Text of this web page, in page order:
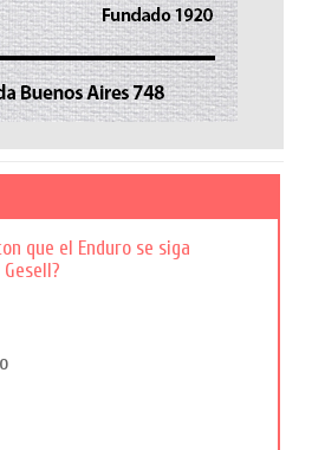
que el Enduro se siga